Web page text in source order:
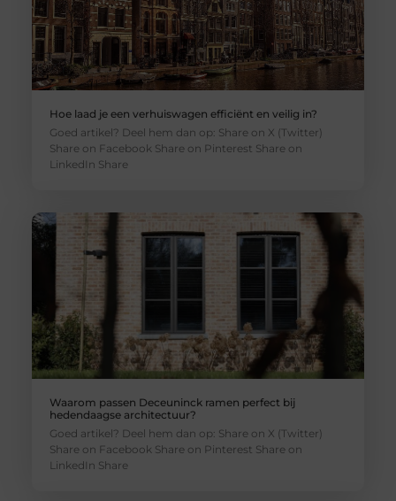
Hoe laad je een verhuiswagen efficiënt en veilig in?
Goed artikel? Deel hem dan op: Share on X (Twitter)
Share on Facebook Share on Pinterest Share on
LinkedIn Share
Waarom passen Deceuninck ramen perfect bij
hedendaagse architectuur?
Goed artikel? Deel hem dan op: Share on X (Twitter)
Share on Facebook Share on Pinterest Share on
LinkedIn Share